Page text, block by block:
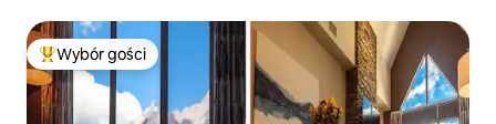
Najpopularniejsze z kategorii Wybór gości
Wybór gości